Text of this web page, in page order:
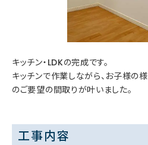
キッチン・LDKの完成です。
キッチンで作業しながら、お子様の
のご要望の間取りが叶いました。
工事内容